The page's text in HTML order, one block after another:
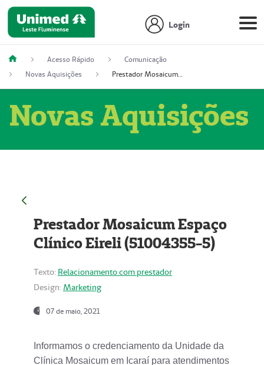
Login
Acesso Rápido
Comunicação
Novas Aquisições
Prestador Mosaicum Espaço Clínico Eireli (51004355-5)
Novas Aquisições
Prestador Mosaicum Espaço
Clínico Eireli (51004355-5)
Texto: Relacionamento com prestador
Design: Marketing
07 de maio, 2021
Informamos o credenciamento da Unidade da
Clínica Mosaicum em Icaraí para atendimentos